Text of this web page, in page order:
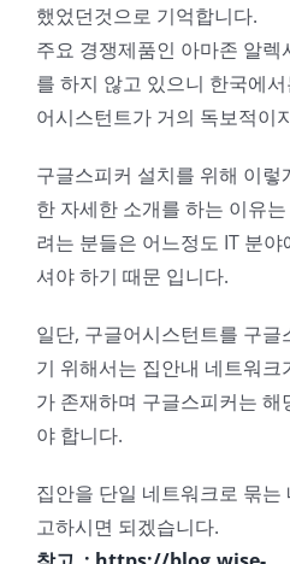
했었던것으로 기억합니다.
주요 경쟁제품인 아마존 알
를 하지 않고 있으니 한국에
어시스턴트가 거의 독보적이
구글스피커 설치를 위해 이렇
한 자세한 소개를 하는 이유
려는 분들은 어느정도 IT 분
셔야 하기 때문 입니다.
일단, 구글어시스턴트를 구
기 위해서는 집안내 네트워
가 존재하며 구글스피커는 해
야 합니다.
집안을 단일 네트워크로 묶
고하시면 되겠습니다.